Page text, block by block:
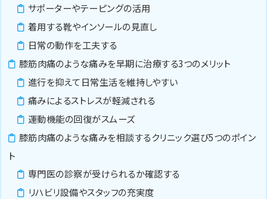
サポーターやテーピングの活用
着用する靴やインソールの見直し
日常の動作を工夫する
膝筋肉痛のような痛みを早期に治療する3つのメリット
進行を抑えて日常生活を維持しやすい
痛みによるストレスが軽減される
運動機能の回復がスムーズ
膝筋肉痛のような痛みを相談するクリニック選び5つのポイン
ト
専門医の診察が受けられるか確認する
リハビリ設備やスタッフの充実度